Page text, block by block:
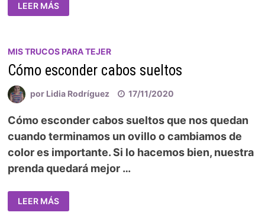
LEER MÁS
MIS TRUCOS PARA TEJER
Cómo esconder cabos sueltos
por Lidia Rodríguez 17/11/2020
Cómo esconder cabos sueltos que nos quedan
cuando terminamos un ovillo o cambiamos de
color es importante. Si lo hacemos bien, nuestra
prenda quedará mejor …
LEER MÁS